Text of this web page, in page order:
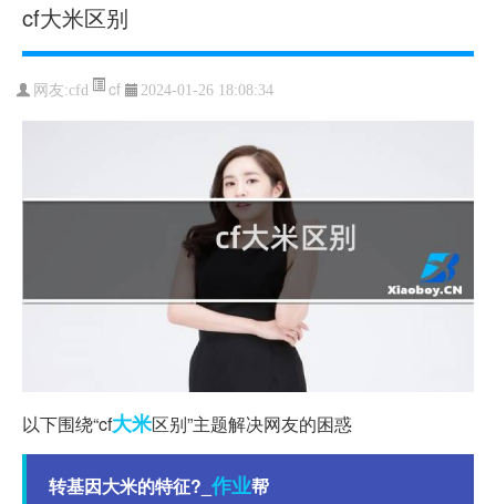
cf大米区别
网友:cfd cf 2024-01-26 18:08:34
以下围绕“cf大米区别”主题解决网友的困惑
转基因大米的特征?_ 作业帮